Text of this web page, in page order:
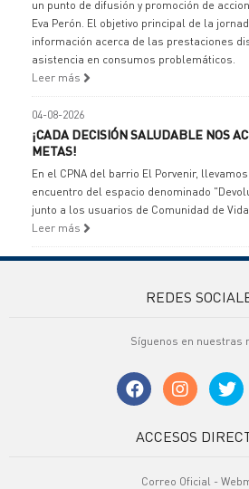
un punto de difusión y promoción de
Eva Perón. El objetivo principal de la
información acerca de las prestaciones
asistencia en consumos problemáticos.
Leer más
04-08-2026
¡CADA DECISIÓN SALUDABLE NOS
METAS!
En el CPNA del barrio El Porvenir,
encuentro del espacio denominado
junto a los usuarios de Comunidad de
Leer más
REDES
Síguenos en nuestras
ACCESOS
Correo Oficial -